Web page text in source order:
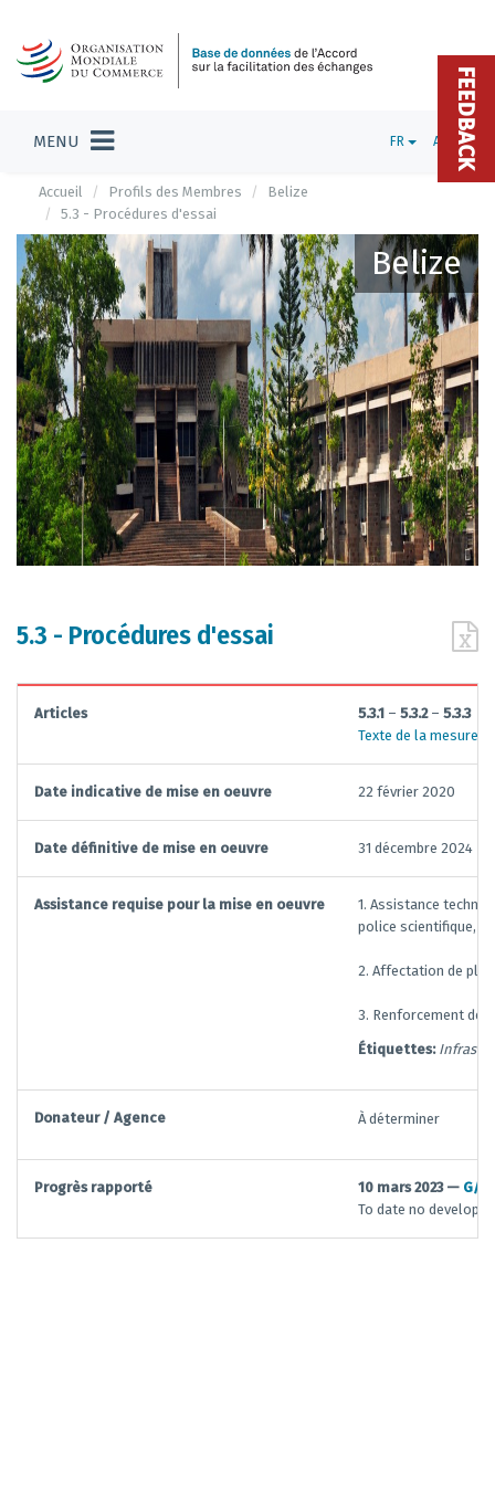
MENU FR ADMIN
Accueil Profils des Membres
Belize
5.3 - Procédures d'essai
Belize
5.3 - Procédures d'essai
Articles 5.3.1 – 5.3.2– 5.3.3
Texte de la mesure
Date indicative de mise en oeuvre 22 février 2020
Date définitive de mise en oeuvre 31 décembre 2024
Assistance requise pour la mise en oeuvre
1. Assistance
police scientifique,
2. Affectation de
3. Renforcement
Étiquettes:
Donateur / Agence À déterminer
Progrès rapporté 10 mars 2023 — G/
To date no
FEEDBACK